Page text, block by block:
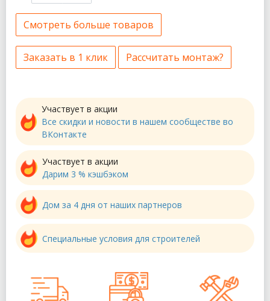
Смотреть больше товаров
Заказать в 1 клик Рассчитать монтаж?
Участвует в акции
Все скидки и новости в нашем сообществе во
ВКонтакте
Участвует в акции
Дарим 3 % кэшбэком
Дом за 4 дня от наших партнеров
Специальные условия для строителей